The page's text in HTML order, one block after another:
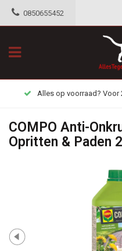
0850655452
Alles op voorraad? Voor
COMPO Anti-
Opritten & Paden